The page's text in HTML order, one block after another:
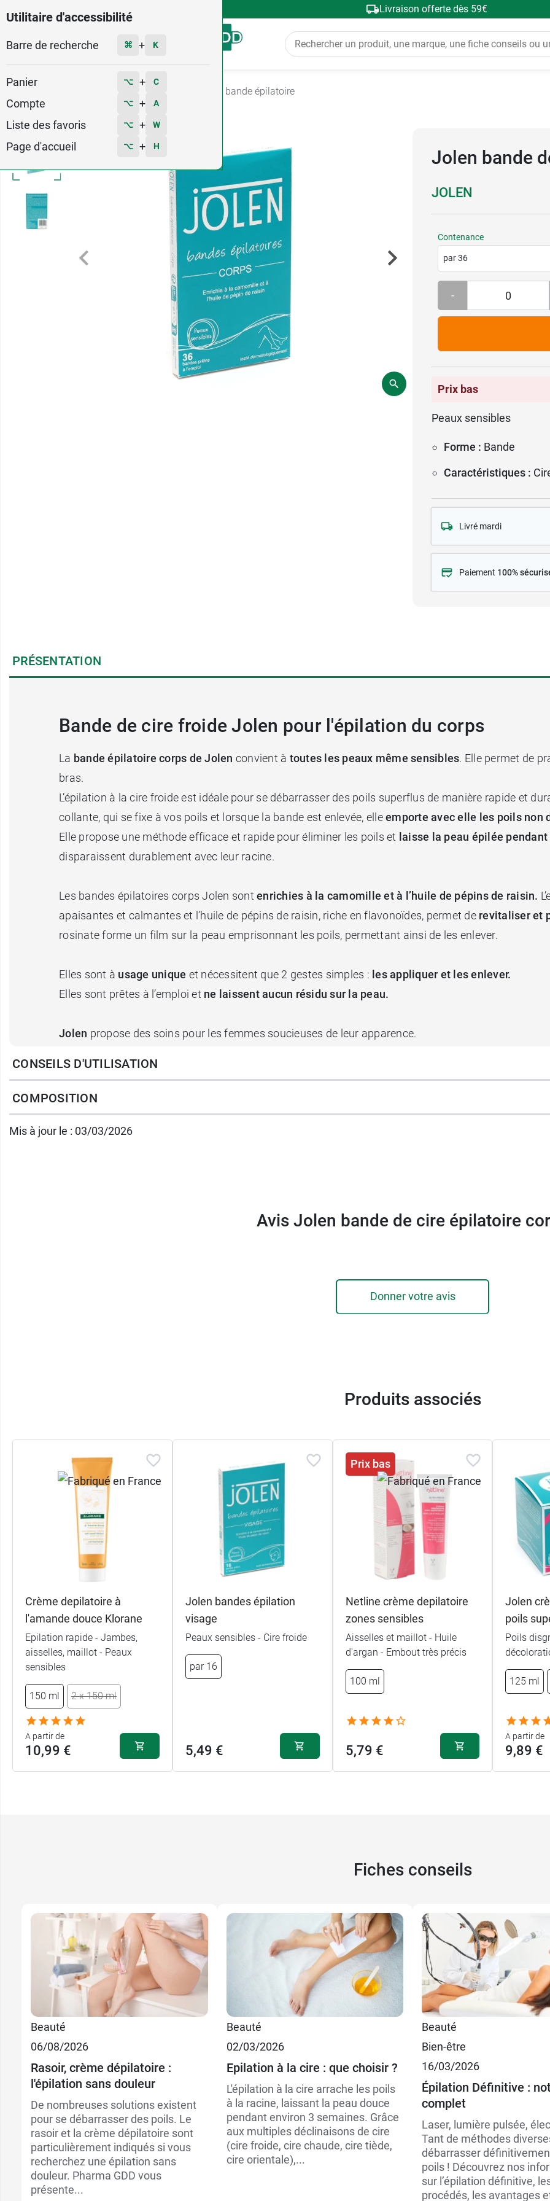
Utilitaire d'accessibilité
Barre de recherche ⌘ + K
Panier ⌥ + C
Compte ⌥ + A
Liste des favoris ⌥ + W
Page d'accueil ⌥ + H
Livraison offerte dès 59€
Menu
Cire et bande épilatoire
Jolen bande
JOLEN
Contenance
par 36
-
Prix bas
Peaux sensibles
Forme : Bande
Caractéristiques :
Livré mardi
Paiement 100%
PRÉSENTATION
Bande de cire froide Jolen pour l'épilation du corps
La bande épilatoire corps de Jolen convient à toutes les peaux même sensibles. Elle permet de
bras.
L’épilation à la cire froide est idéale pour se débarrasser des poils superflus de manière rapide et
collante, qui se fixe à vos poils et lorsque la bande est enlevée, elleemporte avec elle les poils non
Elle propose une méthode efficace et rapide pour éliminer les poils et laisse la peau épilée
disparaissent durablement avec leur racine.
Les bandes épilatoires corps Jolen sont enrichies à la camomille et à l’huile de pépins de raisin.
apaisantes et calmantes et l’huile de pépins de raisin, riche en flavonoïdes, permet derevitaliser et
rosinate forme un film sur la peau emprisonnant les poils, permettant ainsi de les enlever.
Elles sont à usage unique et nécessitent que 2 gestes simples : les appliquer et les enlever.
Elles sont prêtes à l’emploi et ne laissent aucun résidu sur la peau.
Jolen propose des soins pour les femmes soucieuses de leur apparence.
Conditionnement : 36 bandes.
CONSEILS D'UTILISATION
COMPOSITION
Mis à jour le : 03/03/2026
Avis Jolen bande de cire épilatoire
Donner votre avis
Produits associés
Crème depilatoire à
l'amande douce Klorane
Epilation rapide - Jambes,
aisselles, maillot - Peaux
sensibles
150 ml 2 x 150 ml
A partir de
10,99 €
10,99 €
2 x 150 ml
Jolen bandes épilation
visage
Peaux sensibles - Cire froide
par 16
5,49 €
Prix bas
Netline crème depilatoire
zones sensibles
Aisselles et maillot - Huile
d'argan - Embout très précis
100 ml
5,79 €
Jolen
poils
Poils
125 ml
A partir de
9,89 €
Fiches conseils
Beauté
06/08/2026
Rasoir, crème dépilatoire :
l'épilation sans douleur
De nombreuses solutions existent
pour se débarrasser des poils. Le
rasoir et la crème dépilatoire sont
particulièrement indiqués si vous
recherchez une épilation sans
douleur. Pharma GDD vous
présente...
Beauté
02/03/2026
Epilation à la cire : que choisir ?
L'épilation à la cire arrache les poils
à la racine, laissant la peau douce
pendant environ 3 semaines. Grâce
aux multiples déclinaisons de cire
(cire froide, cire chaude, cire tiède,
cire orientale),...
Beauté
Bien-être
16/03/2026
Épilation Définitive :
complet
Laser, lumière pulsée,
Tant de méthodes
débarrasser
poils ! Découvrez nos
sur l’épilation définitive,
procédés, les avantages